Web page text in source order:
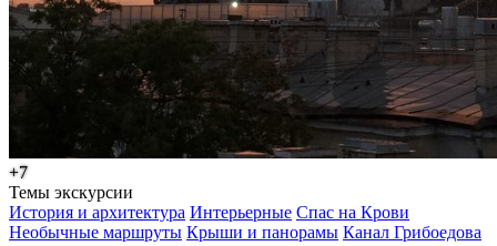
+7
Темы экскурсии
История и архитектура Интерьерные Спас на Крови
Необычные маршруты Крыши и панорамы Канал Грибоедова